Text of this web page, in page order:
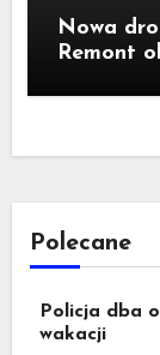
Nowa
Remont
złotych
Polecane
Policja dba
wakacji